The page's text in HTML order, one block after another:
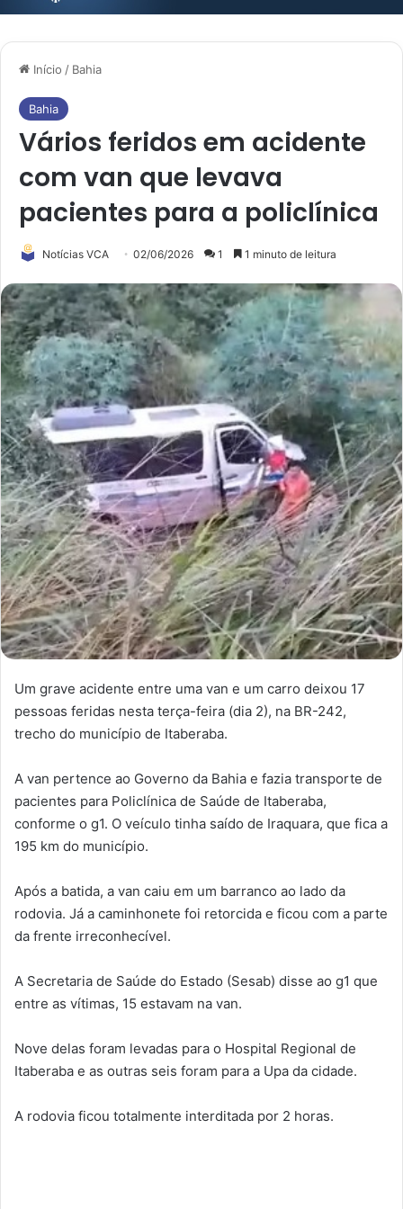
Início / Bahia
Bahia
Vários feridos em acidente
com van que levava
pacientes para a policlínica
Notícias VCA 02/06/2026 1 1 minuto de leitura
Um grave acidente entre uma van e um carro deixou 17
pessoas feridas nesta terça-feira (dia 2), na BR-242,
trecho do município de Itaberaba.
A van pertence ao Governo da Bahia e fazia transporte de
pacientes para Policlínica de Saúde de Itaberaba,
conforme o g1. O veículo tinha saído de Iraquara, que fica a
195 km do município.
Após a batida, a van caiu em um barranco ao lado da
rodovia. Já a caminhonete foi retorcida e ficou com a parte
da frente irreconhecível.
A Secretaria de Saúde do Estado (Sesab) disse ao g1 que
entre as vítimas, 15 estavam na van.
Nove delas foram levadas para o Hospital Regional de
Itaberaba e as outras seis foram para a Upa da cidade.
A rodovia ficou totalmente interditada por 2 horas.